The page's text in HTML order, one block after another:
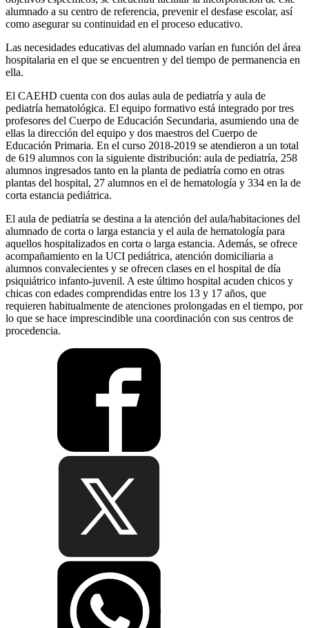
alumnado a su centro de referencia, prevenir el desfase escolar, así
como asegurar su continuidad en el proceso educativo.
Las necesidades educativas del alumnado varían en función del área
hospitalaria en el que se encuentren y del tiempo de permanencia en
ella.
El CAEHD cuenta con dos aulas aula de pediatría y aula de
pediatría hematológica. El equipo formativo está integrado por tres
profesores del Cuerpo de Educación Secundaria, asumiendo una de
ellas la dirección del equipo y dos maestros del Cuerpo de
Educación Primaria. En el curso 2018-2019 se atendieron a un total
de 619 alumnos con la siguiente distribución: aula de pediatría, 258
alumnos ingresados tanto en la planta de pediatría como en otras
plantas del hospital, 27 alumnos en el de hematología y 334 en la de
corta estancia pediátrica.
El aula de pediatría se destina a la atención del aula/habitaciones del
alumnado de corta o larga estancia y el aula de hematología para
aquellos hospitalizados en corta o larga estancia. Además, se ofrece
acompañamiento en la UCI pediátrica, atención domiciliaria a
alumnos convalecientes y se ofrecen clases en el hospital de día
psiquiátrico infanto-juvenil. A este último hospital acuden chicos y
chicas con edades comprendidas entre los 13 y 17 años, que
requieren habitualmente de atenciones prolongadas en el tiempo, por
lo que se hace imprescindible una coordinación con sus centros de
procedencia.